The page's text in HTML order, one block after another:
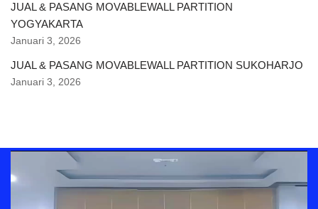
JUAL & PASANG MOVABLEWALL PARTITION
YOGYAKARTA
Januari 3, 2026
JUAL & PASANG MOVABLEWALL PARTITION SUKOHARJO
Januari 3, 2026